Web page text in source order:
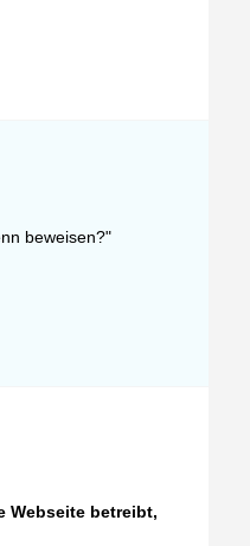
beweisen?"
Webseite betreibt,